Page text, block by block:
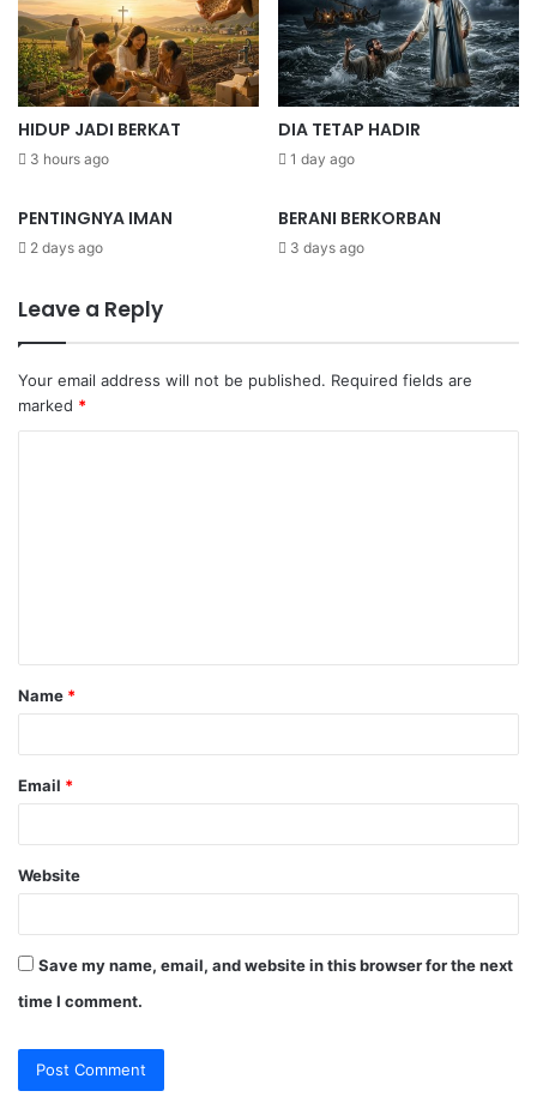
HIDUP JADI BERKAT
3 hours ago
DIA TETAP HADIR
1 day ago
PENTINGNYA IMAN
2 days ago
BERANI BERKORBAN
3 days ago
Leave a Reply
Your email address will not be published. Required fields are
marked *
t
*
Name *
Email *
Website
Save my name, email, and website in this browser for the next
time I comment.